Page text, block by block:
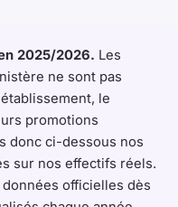
2025/2026. Les
ne sont pas
le
promotions
donc ci-dessous nos
sur nos effectifs réels.
officielles dès